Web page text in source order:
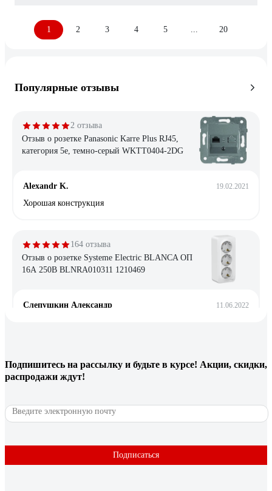
1 2 3 4 5 20
Популярные отзывы
2 отзыва
Отзыв о розетке Panasonic Karre Plus RJ45,
категория 5e, темно-серый WKTT0404-2DG
Alexandr K. 19.02.2021
Хорошая конструкция
164 отзыва
Отзыв о розетке Systeme Electric BLANCA ОП
16А 250В BLNRA010311 1210469
Слепушкин Александр 11.06.2022
10 отзывов
Отзыв о розетке REXANT 2, 6P-4C 03-0002
Максим М. 22.02.2022
Подпишитесь на рассылку и будьте в курсе! Акции, скидки,
распродажи ждут!
Подписаться